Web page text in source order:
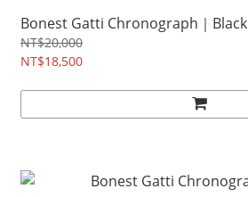
Bonest Gatti Chronograph｜Black
NT$20,000
NT$18,500